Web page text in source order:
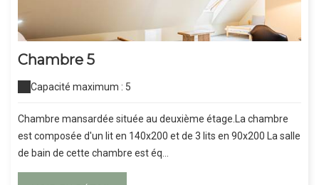
Chambre 5
Capacité maximum : 5
Chambre mansardée située au deuxième étage.La chambre
est composée d'un lit en 140x200 et de 3 lits en 90x200 La salle
de bain de cette chambre est éq...